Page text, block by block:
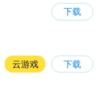
下载
云游戏 下载